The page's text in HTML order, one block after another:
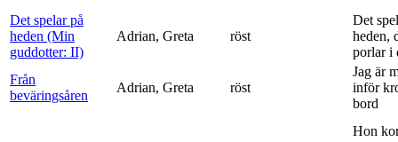
Det spelar på
heden (Min
guddotter: II)
Adrian, Greta röst
Det
heden,
porlar i
Från
beväringsåren
Adrian, Greta röst
Jag är
inför
bord
Hon